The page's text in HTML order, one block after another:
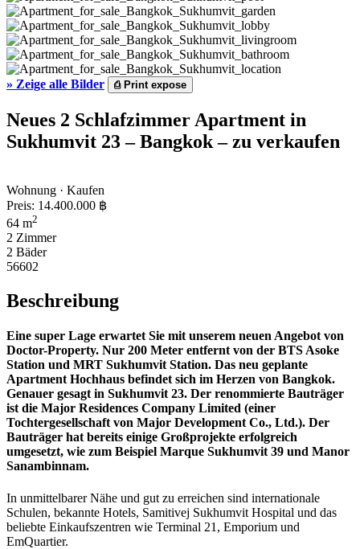
» Zeige alle Bilder ⎙Print expose
Neues 2 Schlafzimmer Apartment in
Sukhumvit 23 – Bangkok – zu verkaufen
Wohnung · Kaufen
Preis: 14.400.000 ฿
64 m2
2 Zimmer
2 Bäder
56602
Beschreibung
Eine super Lage erwartet Sie mit unserem neuen Angebot von
Doctor-Property. Nur 200 Meter entfernt von der BTS Asoke
Station und MRT Sukhumvit Station. Das neu geplante
Apartment Hochhaus befindet sich im Herzen von Bangkok.
Genauer gesagt in Sukhumvit 23. Der renommierte Bauträger
ist die Major Residences Company Limited (einer
Tochtergesellschaft von Major Development Co., Ltd.). Der
Bauträger hat bereits einige Großprojekte erfolgreich
umgesetzt, wie zum Beispiel Marque Sukhumvit 39 und Manor
Sanambinnam.
In unmittelbarer Nähe und gut zu erreichen sind internationale
Schulen, bekannte Hotels, Samitivej Sukhumvit Hospital und das
beliebte Einkaufszentren wie Terminal 21, Emporium und
EmQuartier.